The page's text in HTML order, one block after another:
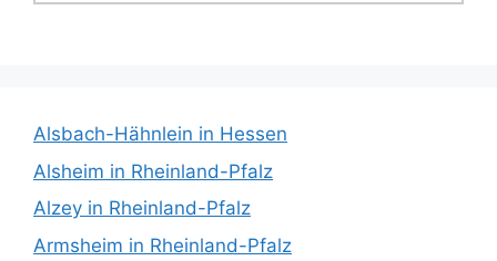
Alsbach-Hähnlein in Hessen
Alsheim in Rheinland-Pfalz
Alzey in Rheinland-Pfalz
Armsheim in Rheinland-Pfalz